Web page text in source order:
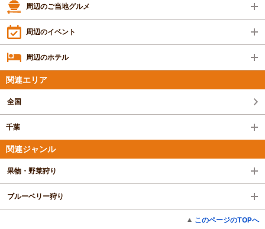
周辺のご当地グルメ
周辺のイベント
周辺のホテル
関連エリア
全国
千葉
関連ジャンル
果物・野菜狩り
ブルーベリー狩り
このページのTOPへ